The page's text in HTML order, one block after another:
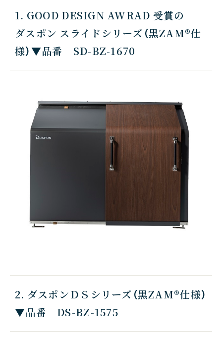
1. GOOD DESIGN AWRAD 受賞の
ダスポン スライドシリーズ（黒ZAM®仕
様）▼品番 SD-BZ-1670
2. ダスポンＤＳシリーズ（黒ZAM®仕様）
▼品番 DS-BZ-1575